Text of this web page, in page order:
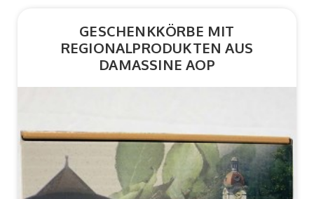
GESCHENKKÖRBE MIT
REGIONALPRODUKTEN AUS
DAMASSINE AOP